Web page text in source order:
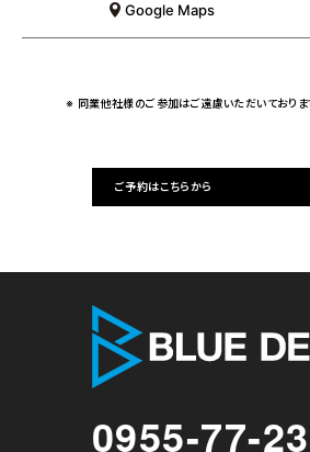
Google Maps
※ 同業他社様のご参加はご遠慮いただいておりま
ご予約はこちらから
0955-77-